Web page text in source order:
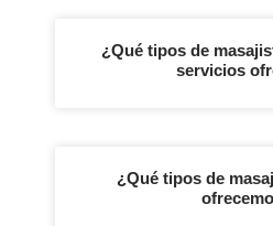
¿Qué tipos de
servicios
¿Qué tipos de